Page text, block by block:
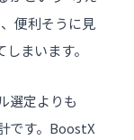
便利そうに見
まいます。
選定よりも
です。BoostX